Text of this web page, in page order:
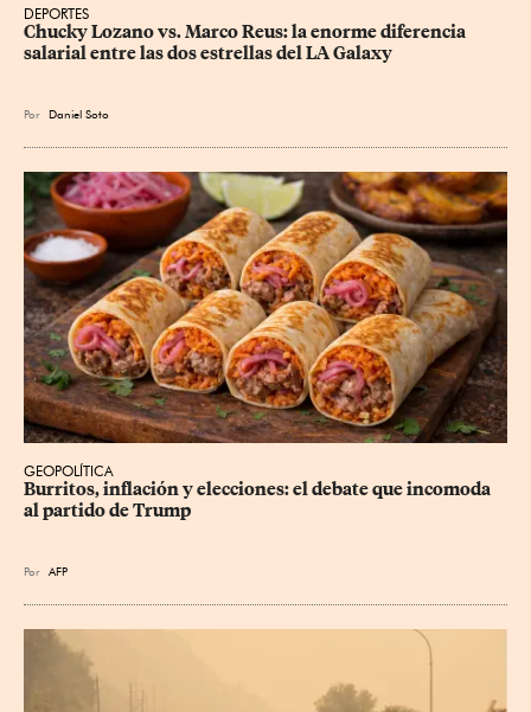
DEPORTES
Chucky Lozano vs. Marco Reus: la enorme diferencia
salarial entre las dos estrellas del LA Galaxy
Por Daniel Soto
GEOPOLÍTICA
Burritos, inflación y elecciones: el debate que incomoda
al partido de Trump
Por AFP